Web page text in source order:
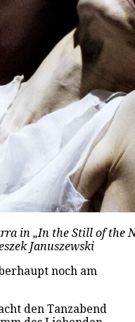
in „In the Still of the
Januszewski
noch am
den Tanzabend